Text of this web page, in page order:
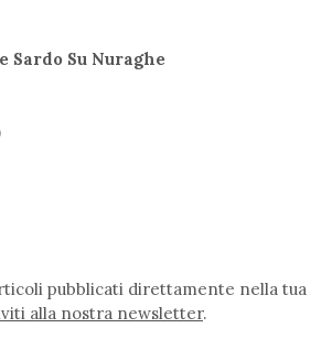
Sardo Su Nuraghe
pubblicati direttamente nella tua
alla nostra newsletter.